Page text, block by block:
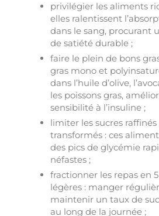
privilégier les aliments
elles ralentissent
dans le sang, procurant
de satiété durable ;
faire le plein de bons
gras mono et
dans l’huile d’olive,
les poissons gras,
sensibilité à l’insuline ;
limiter les sucres
transformés : ces
des pics de glycémie
néfastes ;
fractionner les repas en
légères : manger
maintenir un taux de
au long de la journée ;